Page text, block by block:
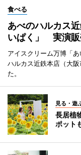
食べる
あべのハルカス
いぱく」 実演販
アイスクリーム万博「
ハルカス近鉄本店（大
た。
見る・遊
長居植
ポット